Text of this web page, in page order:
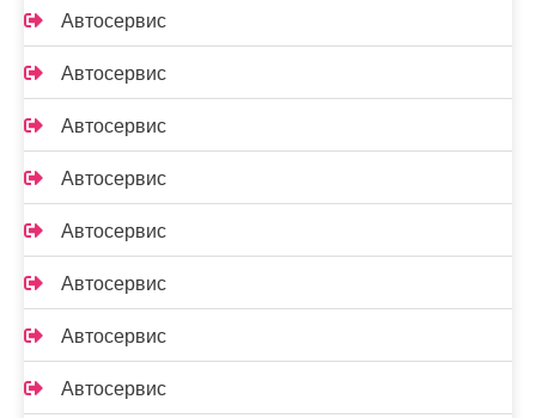
Автосервис
Автосервис
Автосервис
Автосервис
Автосервис
Автосервис
Автосервис
Автосервис